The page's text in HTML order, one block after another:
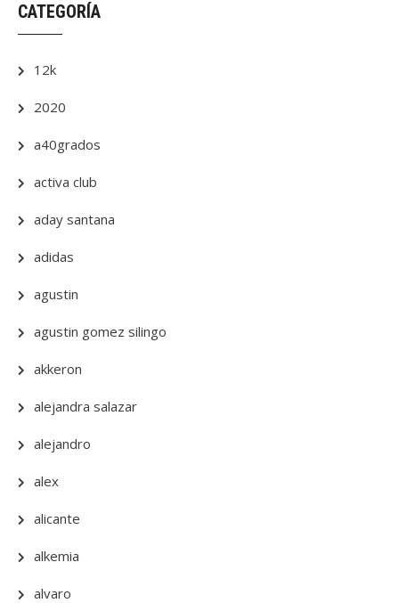
CATEGORÍA
12k
2020
a40grados
activa club
aday santana
adidas
agustin
agustin gomez silingo
akkeron
alejandra salazar
alejandro
alex
alicante
alkemia
alvaro